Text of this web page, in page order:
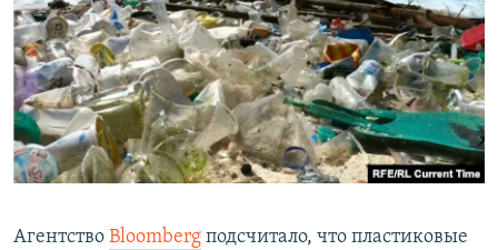
Агентство Bloomberg подсчитало, что пластиковые